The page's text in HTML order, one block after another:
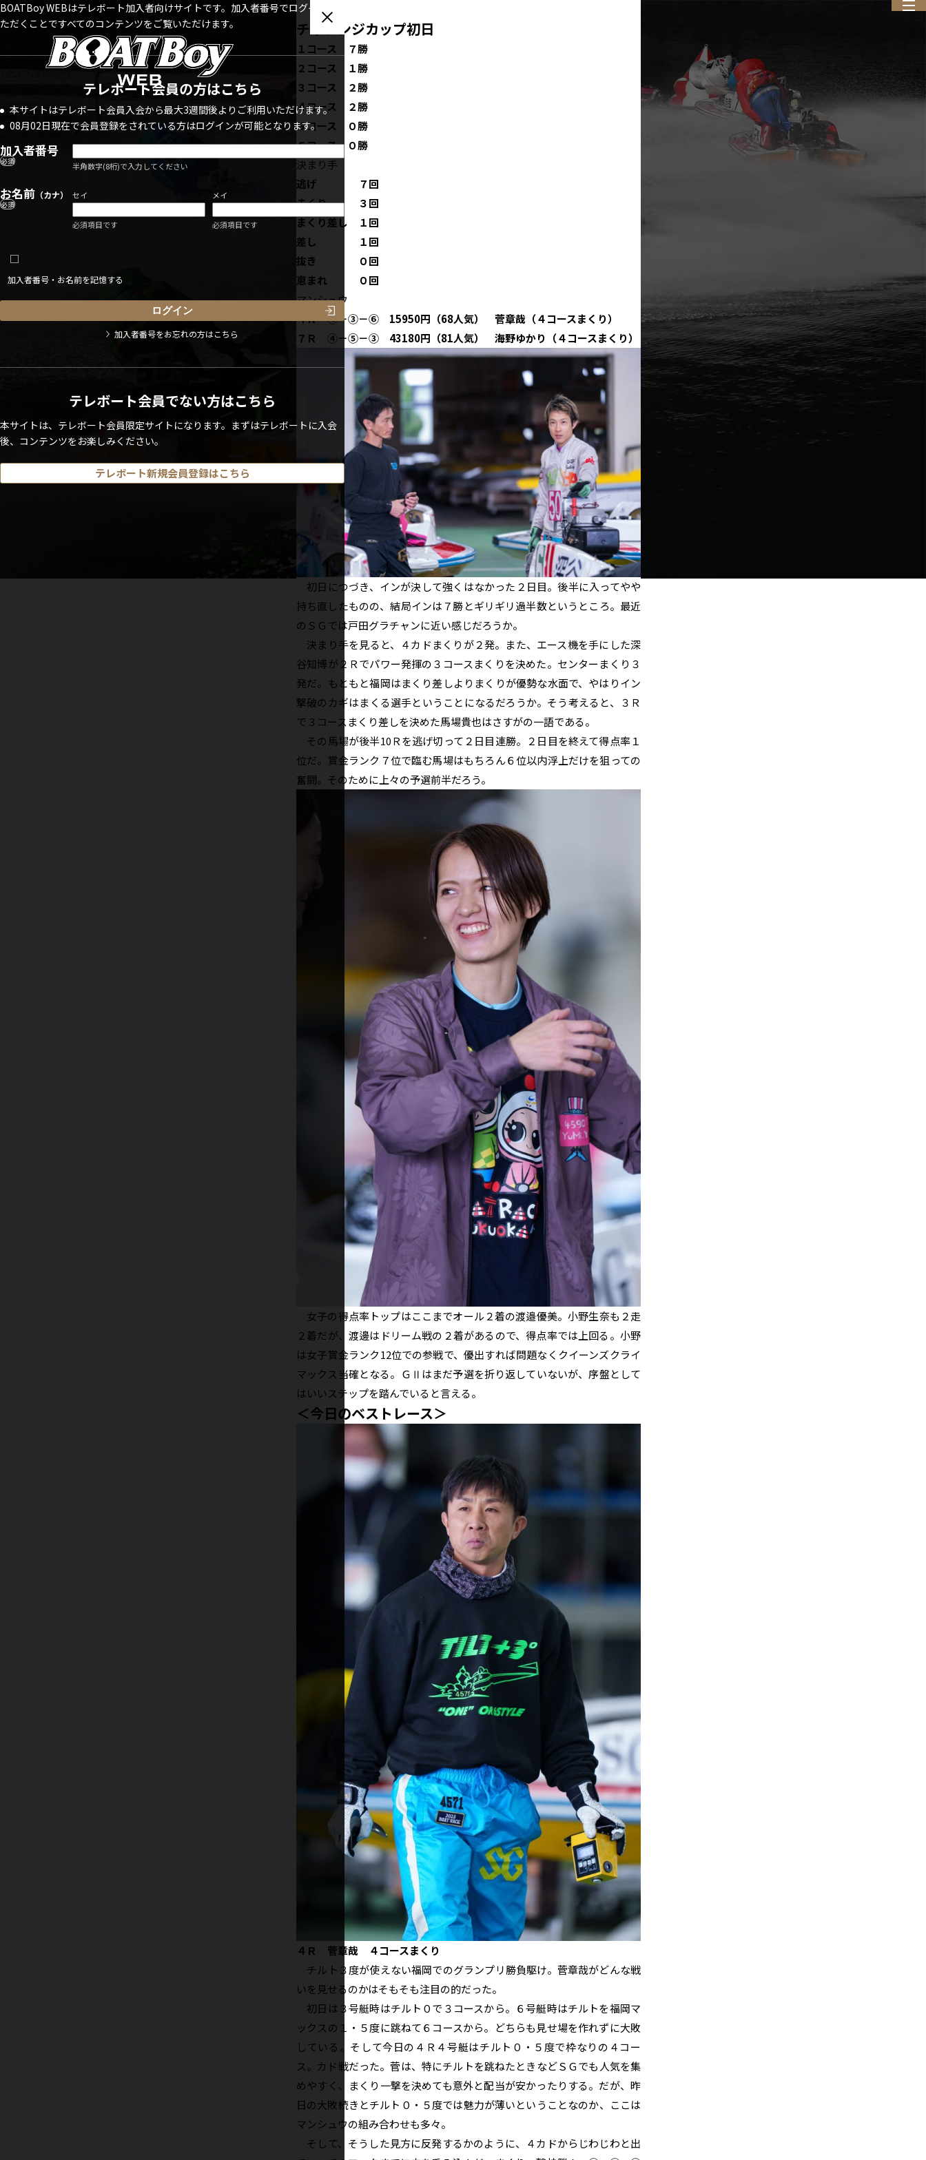
BOATBoy WEBはテレボート加入者向けサイトです。加入者番号でログインい
ただくことですべてのコンテンツをご覧いただけます。
テレボート会員の方はこちら
本サイトはテレボート会員入会から最大3週間後よりご利用いただけます。
08月02日現在で会員登録をされている方はログインが可能となります。
加入者番号
必須 半角数字(8桁)で入力してください
お名前 （カナ）
必須
セイ
必須項目です
メイ
必須項目です
加入者番号・お名前を記憶する
加入者番号をお忘れの方はこちら
テレボート会員でない方はこちら
本サイトは、テレボート会員限定サイトになります。まずはテレボートに入会
後、コンテンツをお楽しみください。
テレボート新規会員登録はこちら
チャレンジカップ初日
１コース ７勝
２コース １勝
３コース ２勝
４コース ２勝
５コース ０勝
６コース ０勝
決まり手
逃げ ７回
まくり ３回
まくり差し １回
差し １回
抜き ０回
恵まれ ０回
マンシュウ
４Ｒ ④－③－⑥ 15950円（68人気） 菅章哉（４コースまくり）
７Ｒ ④－⑤－③ 43180円（81人気） 海野ゆかり（４コースまくり）
初日につづき、インが決して強くはなかった２日目。後半に入ってやや
持ち直したものの、結局インは７勝とギリギリ過半数というところ。最近
のＳＧでは戸田グラチャンに近い感じだろうか。
決まり手を見ると、４カドまくりが２発。また、エース機を手にした深
谷知博が２Ｒでパワー発揮の３コースまくりを決めた。センターまくり３
発だ。もともと福岡はまくり差しよりまくりが優勢な水面で、やはりイン
撃破のカギはまくる選手ということになるだろうか。そう考えると、３Ｒ
で３コースまくり差しを決めた馬場貴也はさすがの一語である。
その馬場が後半10Ｒを逃げ切って２日目連勝。２日目を終えて得点率１
位だ。賞金ランク７位で臨む馬場はもちろん６位以内浮上だけを狙っての
奮闘。そのために上々の予選前半だろう。
女子の得点率トップはここまでオール２着の渡邉優美。小野生奈も２走
２着だが、渡邊はドリーム戦の２着があるので、得点率では上回る。小野
は女子賞金ランク12位での参戦で、優出すれば問題なくクイーンズクライ
マックス当確となる。ＧⅡはまだ予選を折り返していないが、序盤として
はいいステップを踏んでいると言える。
＜今日のベストレース＞
４Ｒ 菅章哉 ４コースまくり
チルト３度が使えない福岡でのグランプリ勝負駆け。菅章哉がどんな戦
いを見せるのかはそもそも注目の的だった。
初日は３号艇時はチルト０で３コースから。６号艇時はチルトを福岡マ
ックスの１・５度に跳ねて６コースから。どちらも見せ場を作れずに大敗
している。そして今日の４Ｒ４号艇はチルト０・５度で枠なりの４コー
ス。カド戦だった。菅は、特にチルトを跳ねたときなどＳＧでも人気を集
めやすく、まくり一撃を決めても意外と配当が安かったりする。だが、昨
日の大敗続きとチルト０・５度では魅力が薄いということなのか、ここは
マンシュウの組み合わせも多々。
そして、そうした見方に反発するかのように、４カドからじわじわと出